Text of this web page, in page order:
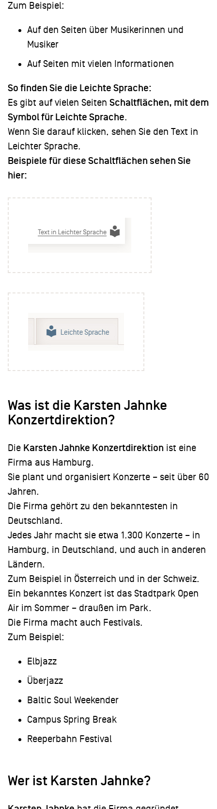
Zum Beispiel:
Auf den Seiten über Musikerinnen und
Musiker
Auf Seiten mit vielen Informationen
So finden Sie die Leichte Sprache:
Es gibt auf vielen Seiten Schaltflächen, mit dem
Symbol für Leichte Sprache.
Wenn Sie darauf klicken, sehen Sie den Text in
Leichter Sprache.
Beispiele für diese Schaltflächen sehen Sie
hier:
Was ist die Karsten Jahnke
Konzertdirektion?
Die Karsten Jahnke Konzertdirektion ist eine
Firma aus Hamburg.
Sie plant und organisiert Konzerte – seit über 60
Jahren.
Die Firma gehört zu den bekanntesten in
Deutschland.
Jedes Jahr macht sie etwa 1.300 Konzerte – in
Hamburg, in Deutschland, und auch in anderen
Ländern.
Zum Beispiel in Österreich und in der Schweiz.
Ein bekanntes Konzert ist das Stadtpark Open
Air im Sommer – draußen im Park.
Die Firma macht auch Festivals.
Zum Beispiel:
Elbjazz
Überjazz
Baltic Soul Weekender
Campus Spring Break
Reeperbahn Festival
Wer ist Karsten Jahnke?